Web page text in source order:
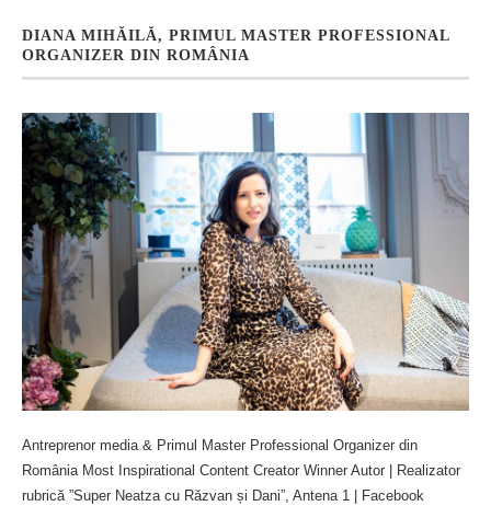
DIANA MIHĂILĂ, PRIMUL MASTER PROFESSIONAL
ORGANIZER DIN ROMÂNIA
Antreprenor media & Primul Master Professional Organizer din
România Most Inspirational Content Creator Winner Autor | Realizator
rubrică ”Super Neatza cu Răzvan și Dani”, Antena 1 | Facebook